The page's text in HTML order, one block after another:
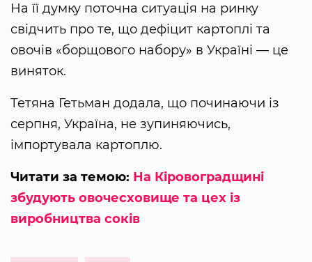
На її думку поточна ситуація на ринку
свідчить про те, що дефіцит картоплі та
овочів «борщового набору» в Україні — це
виняток.
Тетяна Гетьман додала, що починаючи із
серпня, Україна, не зупиняючись,
імпортувала картоплю.
Читати за темою: На Кіровоградщині
збудують овочесховище та цех із
виробництва соків